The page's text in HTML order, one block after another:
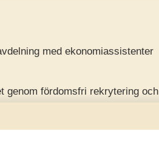
med ekonomiassistenter
genom fördomsfri rekrytering och
samt en effektivare